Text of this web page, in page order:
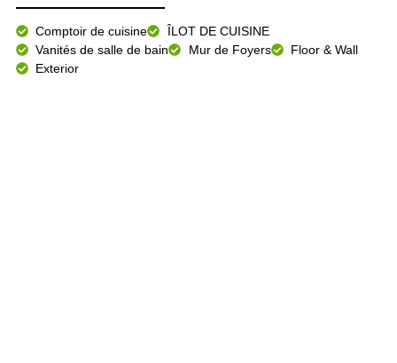
Comptoir de cuisine
ÎLOT DE CUISINE
Vanités de salle de bain
Mur de Foyers
Floor & Wall
Exterior